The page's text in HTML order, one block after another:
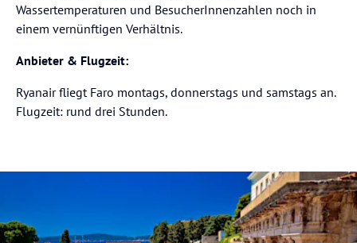
Wassertemperaturen und BesucherInnenzahlen noch in
einem vernünftigen Verhältnis.
Anbieter & Flugzeit:
Ryanair fliegt Faro montags, donnerstags und samstags an.
Flugzeit: rund drei Stunden.